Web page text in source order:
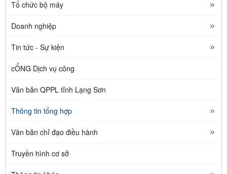
Tổ chức bộ máy
Doanh nghiệp
Tin tức - Sự kiện
cỔNG Dịch vụ công
Văn bản QPPL tỉnh Lạng Sơn
Thông tin tổng hợp
Văn bản chỉ đạo điều hành
Truyền hình cơ sở